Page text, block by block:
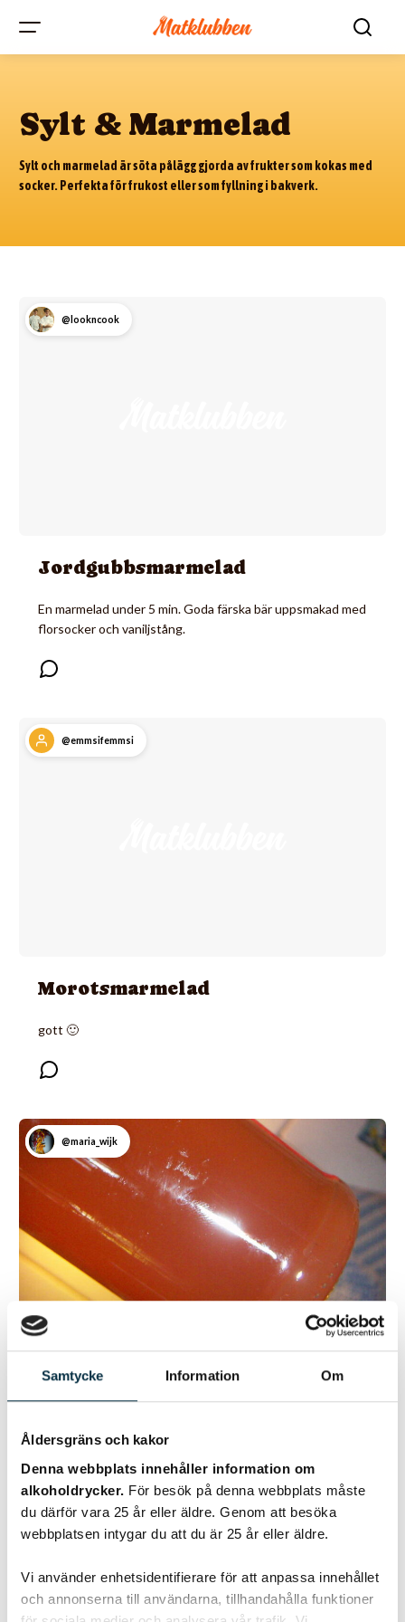
Samtycke Information Om
Åldersgräns och kakor
Denna webbplats innehåller information om
alkoholdrycker. För besök på denna webbplats måste
du därför vara 25 år eller äldre. Genom att besöka
webbplatsen intygar du att du är 25 år eller äldre.
Vi använder enhetsidentifierare för att anpassa innehållet
och annonserna till användarna, tillhandahålla funktioner
Sylt & Marmelad
Sylt och marmelad är söta pålägg gjorda av frukter som kokas med
socker. Perfekta för frukost eller som fyllning i bakverk.
@lookncook
Jordgubbsmarmelad
En marmelad under 5 min. Goda färska bär uppsmakad med
florsocker och vaniljstång.
@emmsifemmsi
Morotsmarmelad
gott 🙂
@maria_wijk
Äppelmarmelad
eller på en skorpa.